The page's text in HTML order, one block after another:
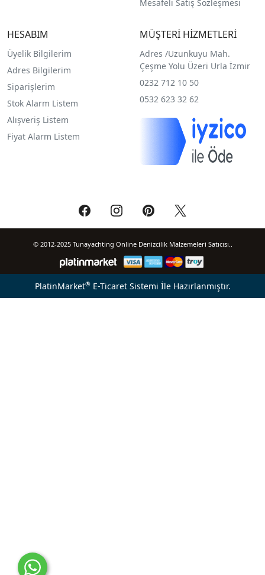
Mesafeli Satış Sözleşmesi
HESABIM
Üyelik Bilgilerim
Adres Bilgilerim
Siparişlerim
Stok Alarm Listem
Alışveriş Listem
Fiyat Alarm Listem
MÜŞTERİ HİZMETLERİ
Adres /Uzunkuyu Mah.
Çeşme Yolu Üzeri Urla İzmir
0232 712 10 50
0532 623 32 62
© 2012-2025 Tunayachting Online Denizcilik Malzemeleri Satıcısı..
PlatinMarket®E-Ticaret Sistemi İle Hazırlanmıştır.